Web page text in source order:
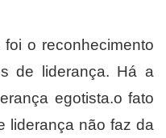
o reconhecimento
de liderança. Há a
egotista.o fato
liderança não faz da